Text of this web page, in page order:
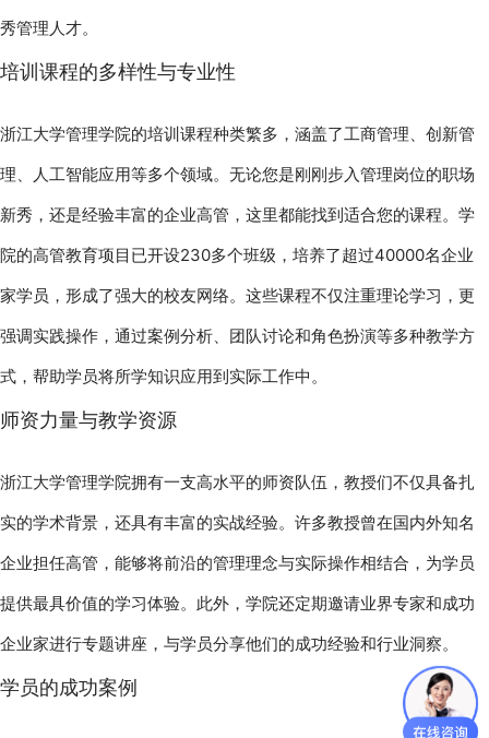
秀管理人才。
培训课程的多样性与专业性
浙江大学管理学院的培训课程种类繁多，涵盖了工商管理、创新管
理、人工智能应用等多个领域。无论您是刚刚步入管理岗位的职场
新秀，还是经验丰富的企业高管，这里都能找到适合您的课程。学
院的高管教育项目已开设230多个班级，培养了超过40000名企业
家学员，形成了强大的校友网络。这些课程不仅注重理论学习，更
强调实践操作，通过案例分析、团队讨论和角色扮演等多种教学方
式，帮助学员将所学知识应用到实际工作中。
师资力量与教学资源
浙江大学管理学院拥有一支高水平的师资队伍，教授们不仅具备扎
实的学术背景，还具有丰富的实战经验。许多教授曾在国内外知名
企业担任高管，能够将前沿的管理理念与实际操作相结合，为学员
提供最具价值的学习体验。此外，学院还定期邀请业界专家和成功
企业家进行专题讲座，与学员分享他们的成功经验和行业洞察。
学员的成功案例